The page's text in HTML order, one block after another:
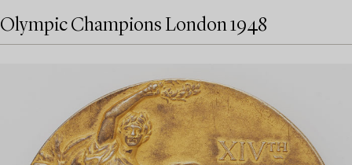
Olympic Champions London 1948